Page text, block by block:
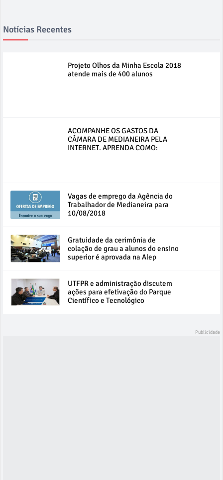
Notícias Recentes
Projeto Olhos da Minha Escola 2018
atende mais de 400 alunos
ACOMPANHE OS GASTOS DA
CÂMARA DE MEDIANEIRA PELA
INTERNET. APRENDA COMO:
Vagas de emprego da Agência do
Trabalhador de Medianeira para
10/08/2018
Gratuidade da cerimônia de
colação de grau a alunos do ensino
superior é aprovada na Alep
UTFPR e administração discutem
ações para efetivação do Parque
Científico e Tecnológico